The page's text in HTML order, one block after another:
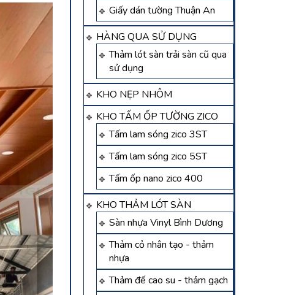
Giấy dán tường Thuận An
HÀNG QUA SỬ DỤNG
Thảm lót sàn trải sàn cũ qua
sử dụng
KHO NẸP NHÔM
KHO TẤM ỐP TƯỜNG ZICO
Tấm lam sóng zico 3ST
Tấm lam sóng zico 5ST
Tấm ốp nano zico 400
KHO THẢM LÓT SÀN
Sàn nhựa Vinyl Bình Dương
Thảm cỏ nhân tạo - thảm
nhựa
Thảm đế cao su - thảm gạch